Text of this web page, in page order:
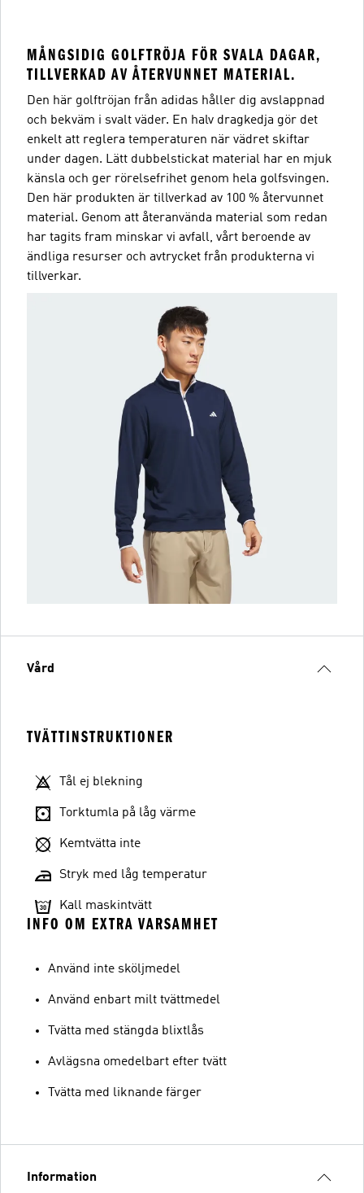
MÅNGSIDIG GOLFTRÖJA FÖR SVALA DAGAR,
TILLVERKAD AV ÅTERVUNNET MATERIAL.
Den här golftröjan från adidas håller dig avslappnad
och bekväm i svalt väder. En halv dragkedja gör det
enkelt att reglera temperaturen när vädret skiftar
under dagen. Lätt dubbelstickat material har en mjuk
känsla och ger rörelsefrihet genom hela golfsvingen.
Den här produkten är tillverkad av 100 % återvunnet
material. Genom att återanvända material som redan
har tagits fram minskar vi avfall, vårt beroende av
ändliga resurser och avtrycket från produkterna vi
tillverkar.
Vård
TVÄTTINSTRUKTIONER
Tål ej blekning
Torktumla på låg värme
Kemtvätta inte
Stryk med låg temperatur
Kall maskintvätt
INFO OM EXTRA VARSAMHET
Använd inte sköljmedel
Använd enbart milt tvättmedel
Tvätta med stängda blixtlås
Avlägsna omedelbart efter tvätt
Tvätta med liknande färger
Information